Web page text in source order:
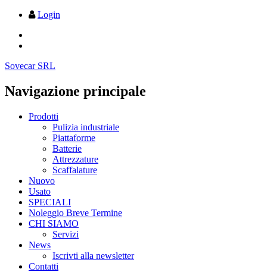
Login
Sovecar SRL
Navigazione principale
Prodotti
Pulizia industriale
Piattaforme
Batterie
Attrezzature
Scaffalature
Nuovo
Usato
SPECIALI
Noleggio Breve Termine
CHI SIAMO
Servizi
News
Iscrivti alla newsletter
Contatti